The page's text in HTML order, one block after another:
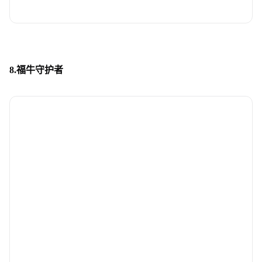
8.福牛守护者